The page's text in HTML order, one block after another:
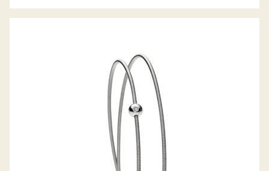
COLETTE ARMREIF